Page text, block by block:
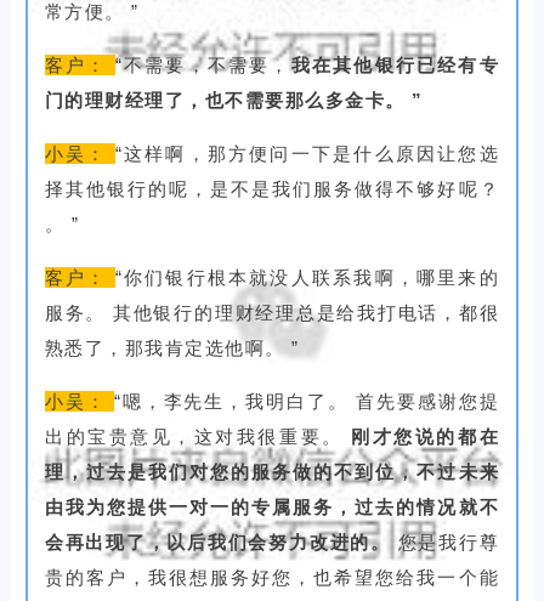
常方便。
”
客户： “不需要，不需要，我在其他银行已经有专
门的理财经理了，也不需要那么多金卡。
”
小吴：
“这样啊，那方便问一下是什么原因让您选
择其他银行的呢，是不是我们服务做得不够好呢？
。
”
客户：
“你们银行根本就没人联系我啊，哪里来的
服务。
其他银行的理财经理总是给我打电话，都很
熟悉了，那我肯定选他啊。
”
小吴： “嗯，李先生，我明白了。
首先要感谢您提
出的宝贵意见，这对我很重要。
刚才您说的都在
理，过去是我们对您的服务做的不到位，不过未来
由我为您提供一对一的专属服务，过去的情况就不
会再出现了，以后我们会努力改进的。
您是我行尊
贵的客户，我很想服务好您，也希望您给我一个能